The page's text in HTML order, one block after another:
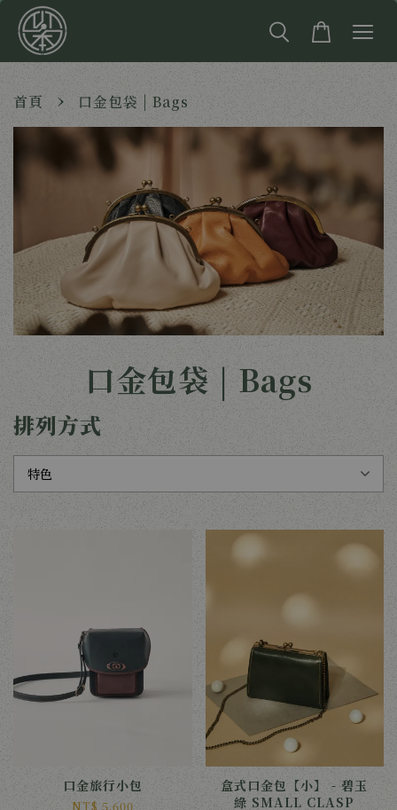
首頁 › 口金包袋 | Bags
口金包袋 | Bags
排列方式
口金旅行小包
NT$ 5,600
盒式口金包【小】 - 碧玉
綠 SMALL CLASP